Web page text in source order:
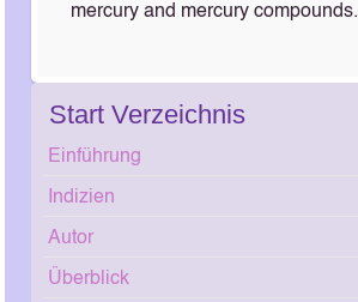
mercury and mercury compounds.
Start Verzeichnis
Einführung
Indizien
Autor
Überblick